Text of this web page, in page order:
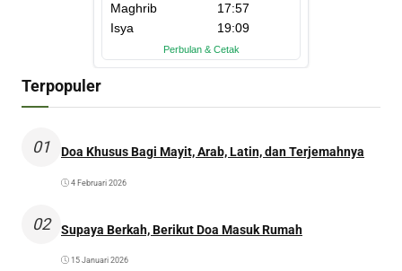
Terpopuler
01 Doa Khusus Bagi Mayit, Arab, Latin, dan Terjemahnya
4 Februari 2026
02 Supaya Berkah, Berikut Doa Masuk Rumah
15 Januari 2026